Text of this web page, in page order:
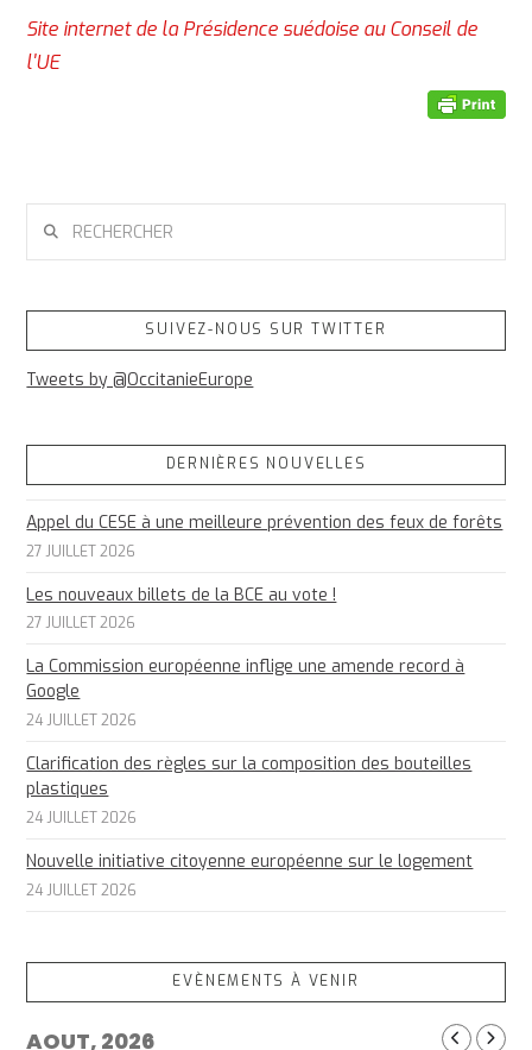
Site internet de la Présidence suédoise au Conseil de
l'UE
SUIVEZ-NOUS SUR TWITTER
Tweets by @OccitanieEurope
DERNIÈRES NOUVELLES
Appel du CESE à une meilleure prévention des feux de forêts
27 JUILLET 2026
Les nouveaux billets de la BCE au vote !
27 JUILLET 2026
La Commission européenne inflige une amende record à
Google
24 JUILLET 2026
Clarification des règles sur la composition des bouteilles
plastiques
24 JUILLET 2026
Nouvelle initiative citoyenne européenne sur le logement
24 JUILLET 2026
EVÈNEMENTS À VENIR
AOUT, 2026